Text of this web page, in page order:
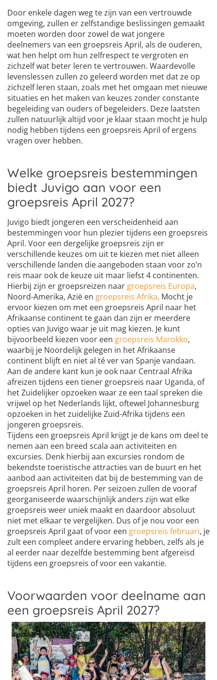
Door enkele dagen weg te zijn van een vertrouwde
omgeving, zullen er zelfstandige beslissingen gemaakt
moeten worden door zowel de wat jongere
deelnemers van een groepsreis April, als de ouderen,
wat hen helpt om hun zelfrespect te vergroten en
zichzelf wat beter leren te vertrouwen. Waardevolle
levenslessen zullen zo geleerd worden met dat ze op
zichzelf leren staan, zoals met het omgaan met nieuwe
situaties en het maken van keuzes zonder constante
begeleiding van ouders of begeleiders. Deze laatsten
zullen natuurlijk altijd voor je klaar staan mocht je hulp
nodig hebben tijdens een groepsreis April of ergens
vragen over hebben.
Welke groepsreis bestemmingen
biedt Juvigo aan voor een
groepsreis April 2027?
Juvigo biedt jongeren een verscheidenheid aan
bestemmingen voor hun plezier tijdens een groepsreis
April. Voor een dergelijke groepsreis zijn er
verschillende keuzes om uit te kiezen met niet alleen
verschillende landen die aangeboden staan voor zo’n
reis maar ook de keuze uit maar liefst 4 continenten.
Hierbij zijn er groepsreizen naar groepsreis Europa,
Noord-Amerika, Azië en groepsreis Afrika. Mocht je
ervoor kiezen om met een groepsreis April naar het
Afrikaanse continent te gaan dan zijn er meerdere
opties van Juvigo waar je uit mag kiezen. Je kunt
bijvoorbeeld kiezen voor een groepsreis Marokko,
waarbij je Noordelijk gelegen in het Afrikaanse
continent blijft en niet al té ver van Spanje vandaan.
Aan de andere kant kun je ook naar Centraal Afrika
afreizen tijdens een tiener groepsreis naar Uganda, of
het Zuidelijker opzoeken waar ze een taal spreken die
vrijwel op het Nederlands lijkt, oftewel Johannesburg
opzoeken in het zuidelijke Zuid-Afrika tijdens een
jongeren groepsreis.
Tijdens een groepsreis April krijgt je de kans om deel te
nemen aan een breed scala aan activiteiten en
excursies. Denk hierbij aan excursies rondom de
bekendste toeristische attracties van de buurt en het
aanbod aan activiteiten dat bij de bestemming van de
groepsreis April horen. Per seizoen zullen de vooraf
georganiseerde waarschijnlijk anders zijn wat elke
groepsreis weer uniek maakt en daardoor absoluut
niet met elkaar te vergelijken. Dus of je nou voor een
groepsreis April gaat of voor een groepsreis februari, je
zult een compleet andere ervaring hebben, zelfs als je
al eerder naar dezelfde bestemming bent afgereisd
tijdens een groepsreis of voor een vakantie.
Voorwaarden voor deelname aan
een groepsreis April 2027?